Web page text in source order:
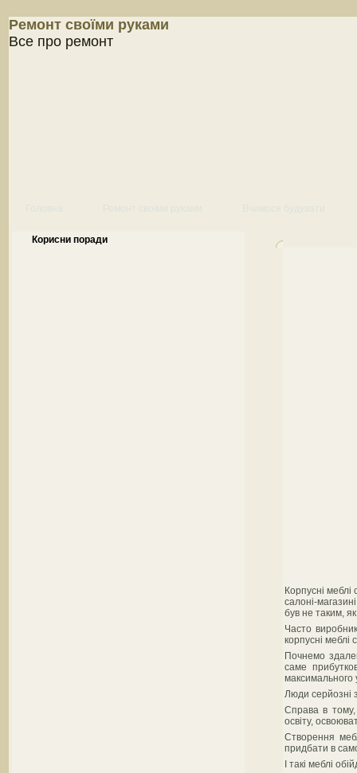
Ремонт своїми руками
Все про ремонт
Корисни поради
Корпусні
салоні-
був не таким,
Часто
корпусні меблі
Почнемо
саме
максимального
Люди серйозні
Справа в тому,
освіту,
Створення
придбати в
І такі меблі